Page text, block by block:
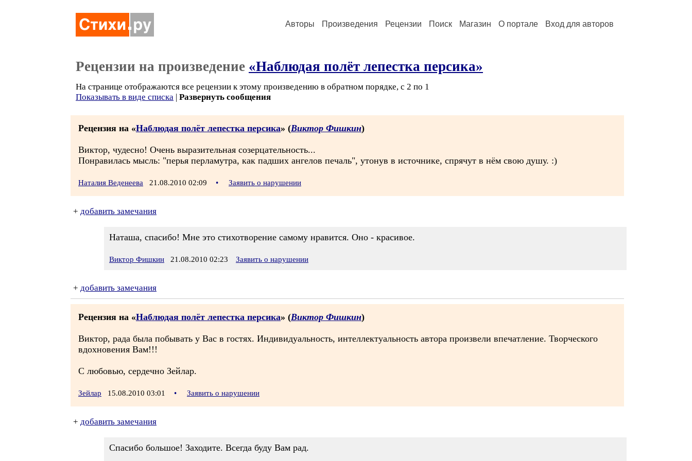
Авторы Произведения Рецензии Поиск Магазин О портале Вход для авторов
Рецензии на произведение «Наблюдая полёт лепестка персика»
На странице отображаются все рецензии к этому произведению в обратном порядке, с 2 по 1
Показывать в виде списка | Развернуть сообщения
Рецензия на «Наблюдая полёт лепестка персика» (Виктор Фишкин)
Виктор, чудесно! Очень выразительная созерцательность...
Понравилась мысль: "перья перламутра, как падших ангелов печаль", утонув в источнике, спрячут в нём свою душу. :)
Наталия Веденеева 21.08.2010 02:09 • Заявить о нарушении
+ добавить замечания
Наташа, спасибо! Мне это стихотворение самому нравится. Оно - красивое.
Виктор Фишкин 21.08.2010 02:23 Заявить о нарушении
+ добавить замечания
Рецензия на «Наблюдая полёт лепестка персика» (Виктор Фишкин)
Виктор, рада была побывать у Вас в гостях. Индивидуальность, интеллектуальность автора произвели впечатление. Творческого
вдохновения Вам!!!
С любовью, сердечно Зейлар.
Зейлар 15.08.2010 03:01 • Заявить о нарушении
+ добавить замечания
Спасибо большое! Заходите. Всегда буду Вам рад.